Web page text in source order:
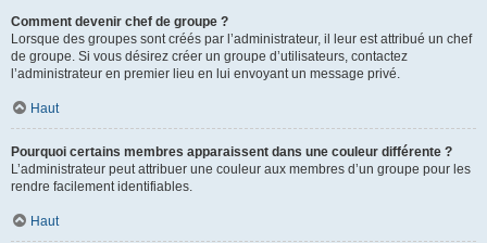
Comment devenir chef de groupe ?
Lorsque des groupes sont créés par l’administrateur, il leur est attribué un chef
de groupe. Si vous désirez créer un groupe d’utilisateurs, contactez
l’administrateur en premier lieu en lui envoyant un message privé.
Haut
Pourquoi certains membres apparaissent dans une couleur différente ?
L’administrateur peut attribuer une couleur aux membres d’un groupe pour les
rendre facilement identifiables.
Haut